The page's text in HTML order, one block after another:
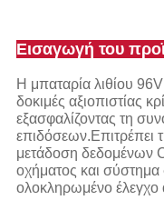
Εισαγωγή του
Η μπαταρία λιθίου
δοκιμές αξιοπιστίας
εξασφαλίζοντας τη
μετάδοση δεδομένων
οχήματος και σύστημα
ολοκληρωμένο έλεγχο